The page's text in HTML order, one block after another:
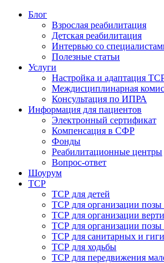
Блог
Взрослая реабилитация
Детская реабилитация
Интервью со
Полезные статьи
Услуги
Настройка и адаптация
Междисциплинарная
Консультация по ИПРА
Информация для пациентов
Электронный сертификат
Компенсация в СФР
Фонды
Реабилитационные центры
Вопрос-ответ
Шоурум
ТСР
ТСР для детей
ТСР для организации позы
ТСР для организации
ТСР для организации позы
ТСР для санитарных и
ТСР для ходьбы
ТСР для передвижения